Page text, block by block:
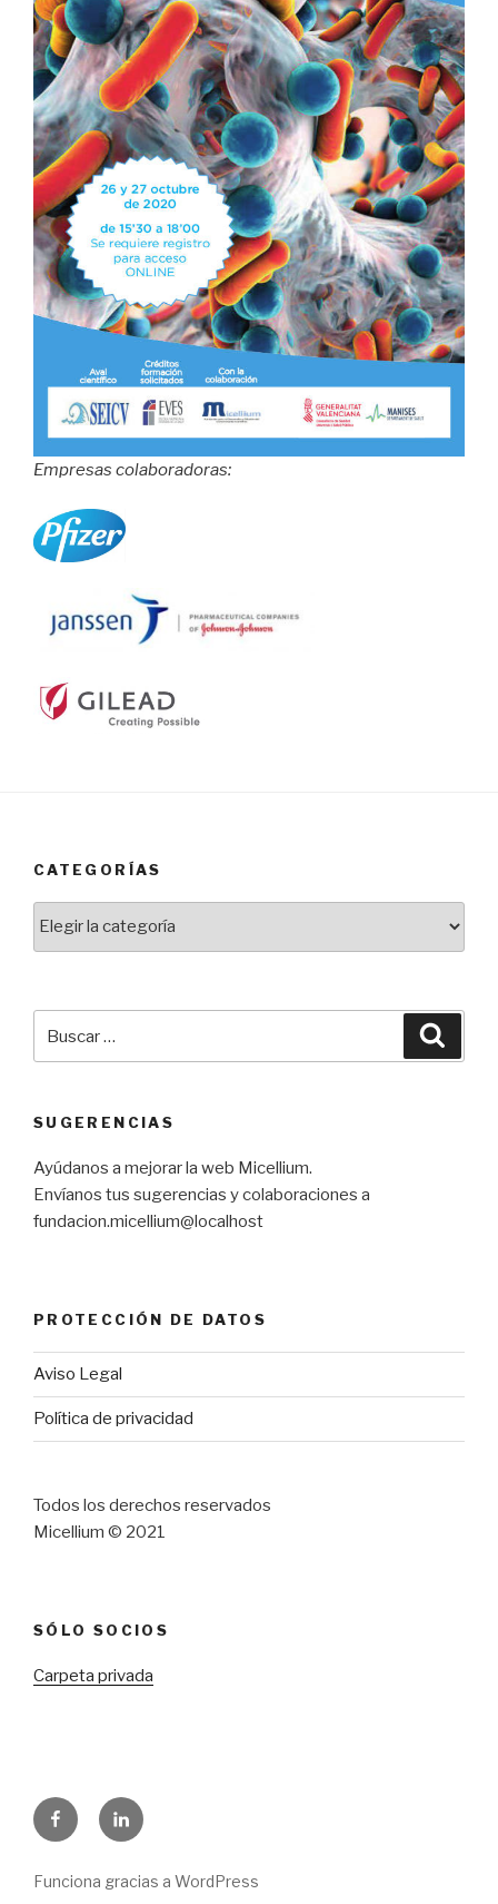
Empresas colaboradoras:
CATEGORÍAS
por:
SUGERENCIAS
Ayúdanos a mejorar la web Micellium.
Envíanos tus sugerencias y colaboraciones a
fundacion.micellium@localhost
PROTECCIÓN DE DATOS
Aviso Legal
Política de privacidad
Todos los derechos reservados
Micellium © 2021
SÓLO SOCIOS
Carpeta privada
FacebookLinkedIn
Funciona gracias a WordPress